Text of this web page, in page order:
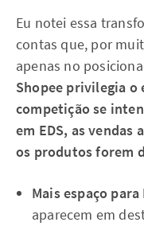
Eu notei essa
contas que, por
apenas no
Shopee privilegia o
competição se
em EDS, as vendas
os produtos forem
Mais espaço para
aparecem em